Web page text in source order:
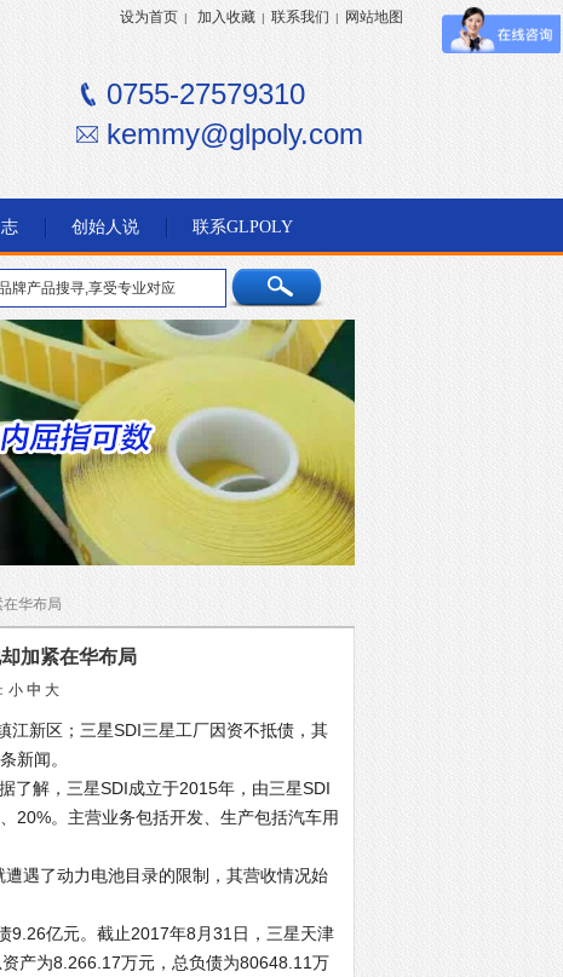
设为首页 | 加入收藏 | 联系我们 | 网站地图
0755-27579310
kemmy@glpoly.com
创始人说 联系GLPOLY
华布局
加紧在华布局
小 中 大
新区；三星SDI三星工厂因资不抵债，其
新闻。
解，三星SDI成立于2015年，由三星SDI
20%。主营业务包括开发、生产包括汽车用
遇了动力电池目录的限制，其营收情况始
亿元。截止2017年8月31日，三星天津
产为8.266.17万元，总负债为80648.11万